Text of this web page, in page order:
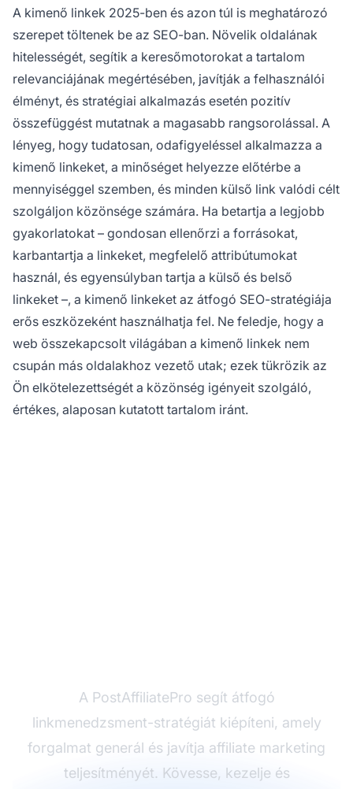
A kimenő linkek 2025-ben és azon túl is meghatározó
szerepet töltenek be az SEO-ban. Növelik oldalának
hitelességét, segítik a keresőmotorokat a tartalom
relevanciájának megértésében, javítják a felhasználói
élményt, és stratégiai alkalmazás esetén pozitív
összefüggést mutatnak a magasabb rangsorolással. A
lényeg, hogy tudatosan, odafigyeléssel alkalmazza a
kimenő linkeket, a minőséget helyezze előtérbe a
mennyiséggel szemben, és minden külső link valódi célt
szolgáljon közönsége számára. Ha betartja a legjobb
gyakorlatokat – gondosan ellenőrzi a forrásokat,
karbantartja a linkeket, megfelelő attribútumokat
használ, és egyensúlyban tartja a külső és belső
linkeket –, a kimenő linkeket az átfogó SEO-stratégiája
erős eszközeként használhatja fel. Ne feledje, hogy a
web összekapcsolt világában a kimenő linkek nem
csupán más oldalakhoz vezető utak; ezek tükrözik az
Ön elkötelezettségét a közönség igényeit szolgáló,
értékes, alaposan kutatott tartalom iránt.
A PostAffiliatePro segít átfogó
linkmenedzsment-stratégiát kiépíteni, amely
forgalmat generál és javítja affiliate marketing
teljesítményét. Kövesse, kezelje és